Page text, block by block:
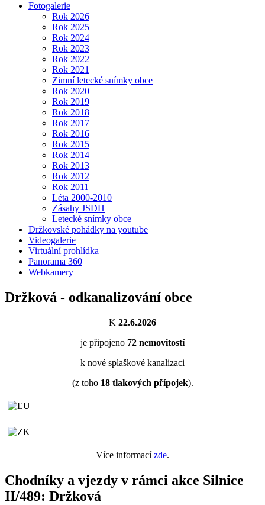
Fotogalerie
Rok 2026
Rok 2025
Rok 2024
Rok 2023
Rok 2022
Rok 2021
Zimní letecké snímky obce
Rok 2020
Rok 2019
Rok 2018
Rok 2017
Rok 2016
Rok 2015
Rok 2014
Rok 2013
Rok 2012
Rok 2011
Léta 2000-2010
Zásahy JSDH
Letecké snímky obce
Držkovské pohádky na youtube
Videogalerie
Virtuální prohlídka
Panorama 360
Webkamery
Držková - odkanalizování obce
K 22.6.2026
je připojeno 72 nemovitostí
k nové splaškové kanalizaci
(z toho 18tlakových přípojek).
Více informacízde.
Chodníky a vjezdy v rámci akce Silnice
II/489: Držková